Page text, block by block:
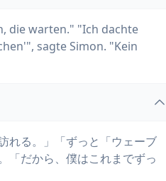
die warten." "Ich dachte
sagte Simon. "Kein
れる。」「ずっと「ウェーブ
「だから、僕はこれまでずっ